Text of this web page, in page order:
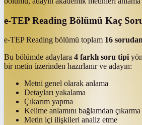
e-TEP Reading Bölümü Kaç
e-TEP Reading bölümü toplam 16 sorudan
Bu bölümde adaylara 4 farklı soru tipi
bir metin üzerinden hazırlanır ve adayın:
Metni genel olarak anlama
Detayları yakalama
Çıkarım yapma
Kelime anlamını bağlamdan çıkarma
Metin içi ilişkileri analiz etme